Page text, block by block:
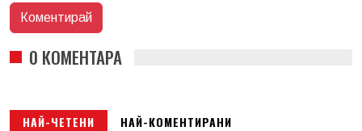
0 КОМЕНТАРА
НАЙ-ЧЕТЕНИ НАЙ-КОМЕНТИРАНИ